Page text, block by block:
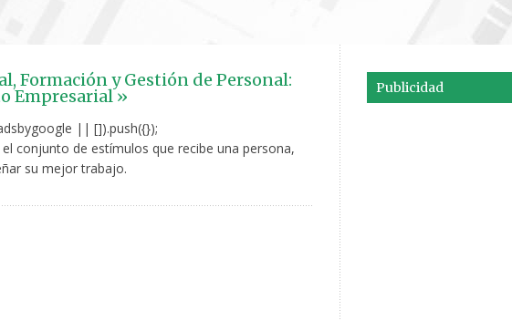
Formación y Gestión de Personal:
Empresarial »
|| []).push({});
conjunto de estímulos que recibe una persona,
su mejor trabajo.
Publicidad